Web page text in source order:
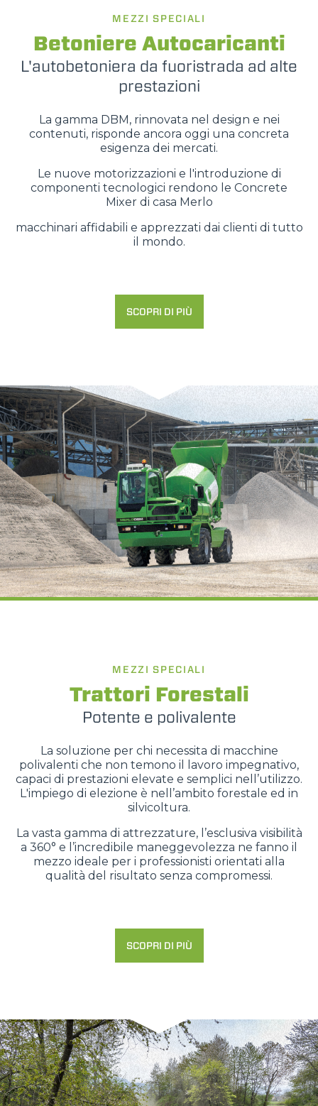
MEZZI SPECIALI
Betoniere Autocaricanti
L'autobetoniera da fuoristrada ad alte
prestazioni
La gamma DBM, rinnovata nel design e nei
contenuti, risponde ancora oggi una concreta
esigenza dei mercati.
Le nuove motorizzazioni e l'introduzione di
componenti tecnologici rendono le Concrete
Mixer di casa Merlo
macchinari affidabili e apprezzati dai clienti di tutto
il mondo.
SCOPRI DI PIÙ
MEZZI SPECIALI
Trattori Forestali
Potente e polivalente
La soluzione per chi necessita di macchine
polivalenti che non temono il lavoro impegnativo,
capaci di prestazioni elevate e semplici nell’utilizzo.
L'impiego di elezione è nell’ambito forestale ed in
silvicoltura.
La vasta gamma di attrezzature, l’esclusiva visibilità
a 360° e l’incredibile maneggevolezza ne fanno il
mezzo ideale per i professionisti orientati alla
qualità del risultato senza compromessi.
SCOPRI DI PIÙ